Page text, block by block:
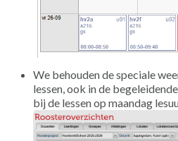
We behouden de speciale
lessen, ook in de
bij de lessen op maandag